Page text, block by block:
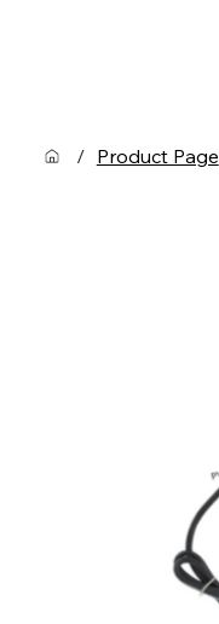
/ Product Page